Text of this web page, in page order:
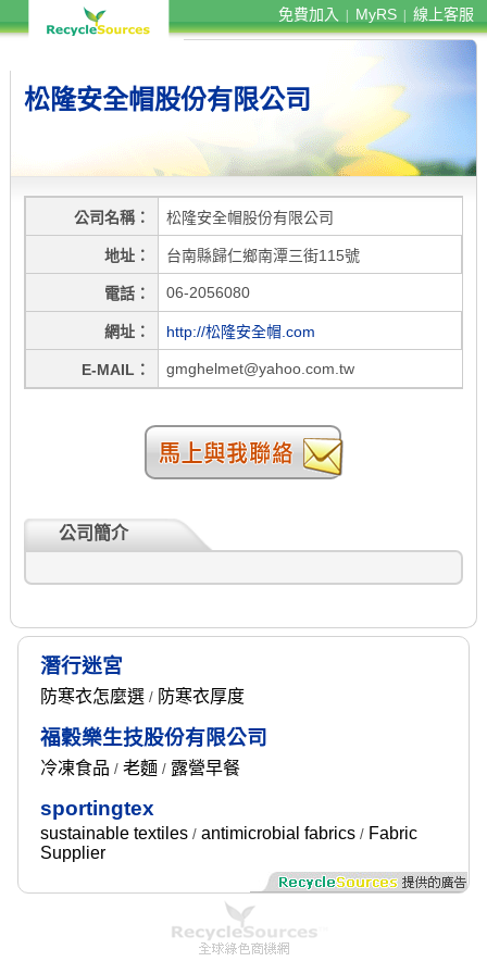
免費加入 MyRS 線上客服
松隆安全帽股份有限公司
公司名稱 松隆安全帽股份有限公司
地址 台南縣歸仁鄉南潭三街115號
電話 06-2056080
網址 http://松隆安全帽.com
E-MAIL gmghelmet@yahoo.com.tw
公司簡介
潛行迷宮
防寒衣怎麼選/ 防寒衣厚度
福穀樂生技股份有限公司
冷凍食品 / 老麵 / 露營早餐
sportingtex
sustainable textiles/ antimicrobial fabrics/ Fabric
Supplier